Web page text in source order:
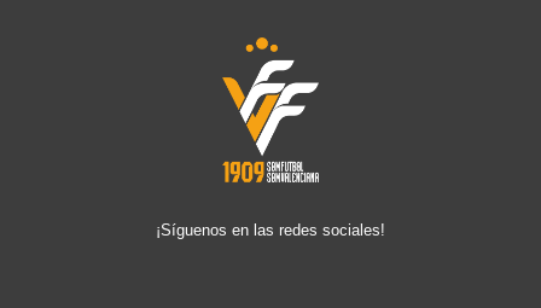
¡Síguenos en las redes sociales!